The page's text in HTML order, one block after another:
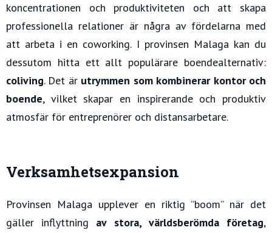
koncentrationen och produktiviteten och att skapa
professionella relationer är några av fördelarna med
att arbeta i en coworking. I provinsen Malaga kan du
dessutom hitta ett allt populärare boendealternativ:
coliving. Det är utrymmen som kombinerar kontor och
boende, vilket skapar en inspirerande och produktiv
atmosfär för entreprenörer och distansarbetare.
Verksamhetsexpansion
Provinsen Malaga upplever en riktig ”boom” när det
gäller inflyttning av stora, världsberömda företag,